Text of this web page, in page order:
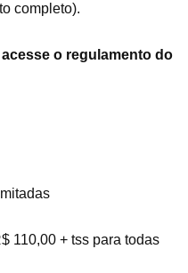
completo).
o regulamento do
110,00 + tss para todas